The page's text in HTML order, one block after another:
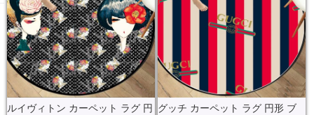
ルイヴィトン カーペット ラグ 円
グッチ カーペット ラグ 円形 ブ